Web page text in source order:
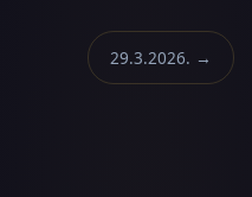
29.3.2026. →